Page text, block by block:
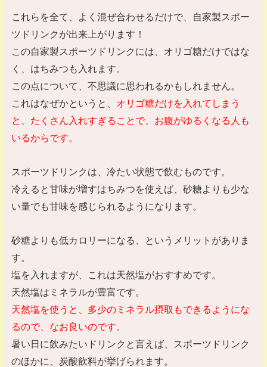
これらを全て、よく混ぜ合わせるだけで、自家製スポー
ツドリンクが出来上がります！
この自家製スポーツドリンクには、オリゴ糖だけではな
く、はちみつも入れます。
この点について、不思議に思われるかもしれません。
これはなぜかというと、 オリゴ糖だけを入れてしまう
と、たくさん入れすぎることで、お腹がゆるくなる人も
いるからです。
スポーツドリンクは、冷たい状態で飲むものです。
冷えると甘味が増すはちみつを使えば、砂糖よりも少な
い量でも甘味を感じられるようになります。
砂糖よりも低カロリーになる、というメリットがありま
す。
塩を入れますが、これは天然塩がおすすめです。
天然塩はミネラルが豊富です。
天然塩を使うと、多少のミネラル摂取もできるようにな
るので、なお良いのです。
暑い日に飲みたいドリンクと言えば、スポーツドリンク
のほかに、炭酸飲料が挙げられます。